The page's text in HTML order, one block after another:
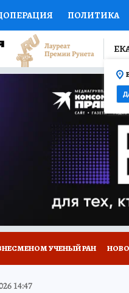
ПОЛИТИКА
СПОРТ
ФИНАНСЫ
НА СПОРТ
ТЕЛЕВИЗОР
НОВОЕ НА САЙТЕ
УЧЕНЫЙ РАН
ПРОИСШЕСТВИЯ
14:47